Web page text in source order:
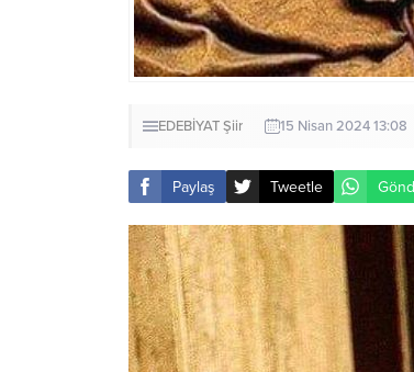
EDEBİYATŞiir 15 Nisan 2024 13:08
Paylaş Tweetle